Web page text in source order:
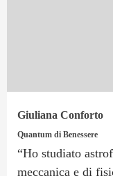
Giuliana Conforto
Quantum di Benessere
“Ho studiato
meccanica e di